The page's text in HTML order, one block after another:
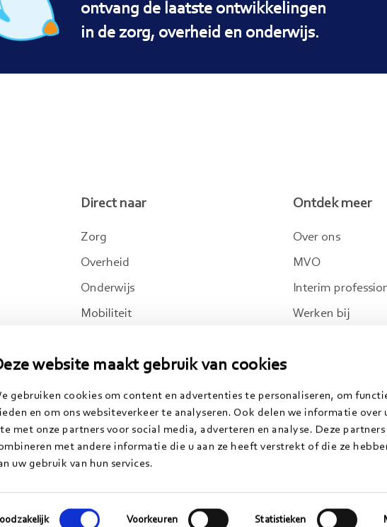
website maakt gebruik van cookies
gebruiken cookies om content en advertenties te personaliseren, om
en om ons websiteverkeer te analyseren. Ook delen we informatie over
met onze partners voor social media, adverteren en analyse. Deze partners
met andere informatie die u aan ze heeft verstrekt of die ze
uw gebruik van hun services.
Voorkeuren Statistieken
ontvang de laatste ontwikkelingen
in de zorg, overheid en onderwijs.
Direct naar
Zorg
Overheid
Onderwijs
Mobiliteit
Actueel en publicaties
Ontdek meer
Over ons
MVO
Interim
Werken bij